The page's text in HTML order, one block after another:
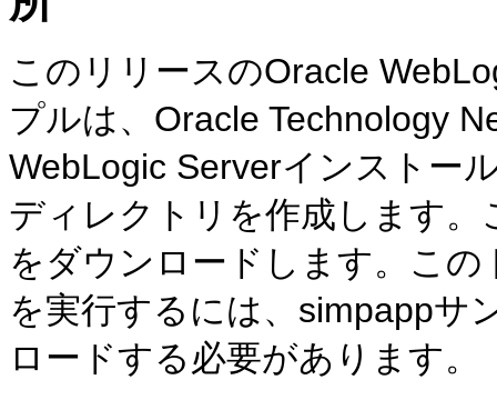
このリリースのOracle
プルは、Oracle Technology
WebLogic Serverインストー
ディレクトリを作成します
をダウンロードします。こ
を実行するには、simpappサ
ロードする必要があります。